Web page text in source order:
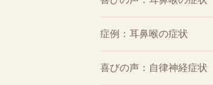
症例：耳鼻喉の症状
喜びの声：自律神経症状